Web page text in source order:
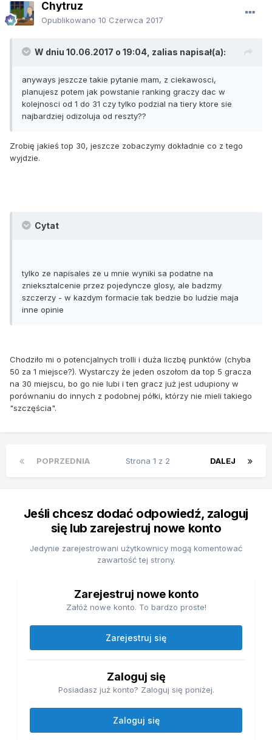
Chytruz
Opublikowano 10 Czerwca 2017
W dniu 10.06.2017 o 19:04, zalias napisał(a):
anyways jeszcze takie pytanie mam, z ciekawosci,
planujesz potem jak powstanie ranking graczy dac w
kolejnosci od 1 do 31 czy tylko podzial na tiery ktore sie
najbardziej odizoluja od reszty??
Zrobię jakieś top 30, jeszcze zobaczymy dokładnie co z tego
wyjdzie.
Cytat
tylko ze napisales ze u mnie wyniki sa podatne na
znieksztalcenie przez pojedyncze glosy, ale badzmy
szczerzy - w kazdym formacie tak bedzie bo ludzie maja
inne opinie
Chodziło mi o potencjalnych trolli i duża liczbę punktów (chyba
50 za 1 miejsce?). Wystarczy że jeden oszołom da top 5 gracza
na 30 miejscu, bo go nie lubi i ten gracz już jest udupiony w
porównaniu do innych z podobnej półki, którzy nie mieli takiego
"szczęścia".
POPRZEDNIA DALEJ
Strona 1 z 2
Jeśli chcesz dodać odpowiedź, zaloguj
się lub zarejestruj nowe konto
Jedynie zarejestrowani użytkownicy mogą komentować
zawartość tej strony.
Zarejestruj nowe konto
Załóż nowe konto. To bardzo proste!
Zarejestruj się
Zaloguj się
Posiadasz już konto? Zaloguj się poniżej.
Zaloguj się